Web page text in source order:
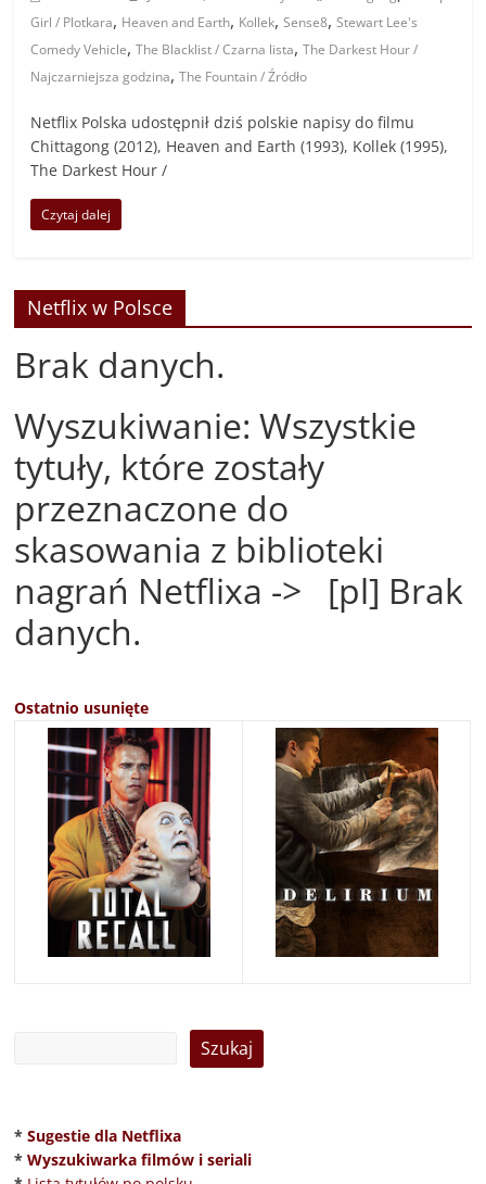
Girl / Plotkara, Heaven and Earth, Kollek,Sense8,Stewart Lee's
Comedy Vehicle,The Blacklist / Czarna lista,The Darkest Hour /
Najczarniejsza godzina,The Fountain / Źródło
Netflix Polska udostępnił dziś polskie napisy do filmu
Chittagong (2012), Heaven and Earth (1993), Kollek (1995),
The Darkest Hour /
Czytaj dalej
Netflix w Polsce
Brak danych.
Wyszukiwanie: Wszystkie
tytuły, które zostały
przeznaczone do
skasowania z biblioteki
nagrań Netflixa -> [pl] Brak
danych.
Ostatnio usunięte
* Sugestie dla Netflixa
* Wyszukiwarka filmów i seriali